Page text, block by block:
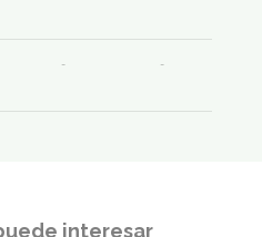
- -
interesar